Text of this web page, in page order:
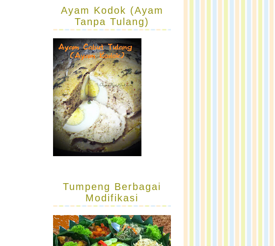
Ayam Kodok (Ayam
Tanpa Tulang)
Tumpeng Berbagai
Modifikasi